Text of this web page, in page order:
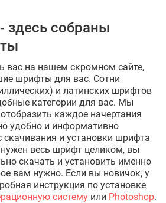
здесь собраны
вас на нашем скромном сайте,
шрифты для вас. Сотни
и латинских шрифтов
категории для вас. Мы
каждое начертания
удобно и информативно
скачивания и установки шрифта
весь шрифт целиком, вы
скачать и установить именно
вам нужно. Если вы новичок, у
инструкция по установке
систему или Photoshop.